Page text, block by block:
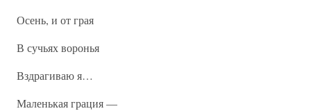
Осень, и от грая
В сучьях воронья
Вздрагиваю я…
Маленькая грация —